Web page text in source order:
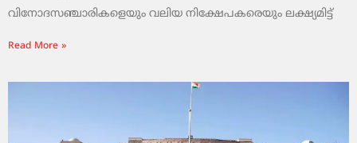
വിനോദസഞ്ചാരികളെയും വലിയ നിക്ഷേപകരെയും ലക്ഷ്യമിട്ട്
Read More »